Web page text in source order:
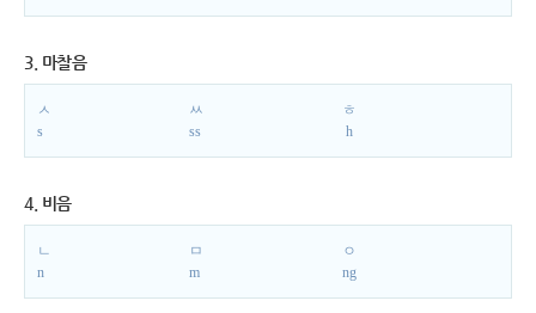
3. 마찰음
ㅅ
s
ㅆ
ss
ㅎ
h
4. 비음
ㄴ
n
ㅁ
m
ㅇ
ng